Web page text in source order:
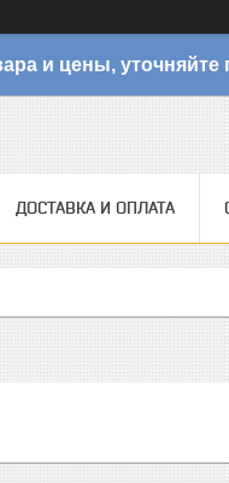
и цены, уточняйте
ДОСТАВКА И ОПЛАТА